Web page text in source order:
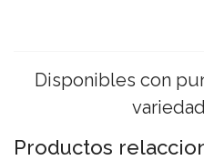
Disponibles con
Productos